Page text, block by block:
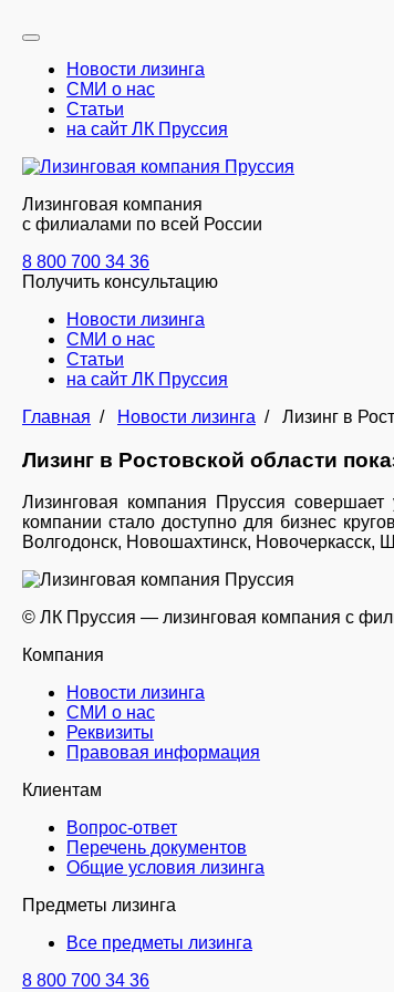
Новости лизинга
СМИ о нас
Статьи
на сайт ЛК Пруссия
Лизинговая компания
с филиалами по всей России
8 800 700 34 36
Получить консультацию
Новости лизинга
СМИ о нас
Статьи
на сайт ЛК Пруссия
Главная / Новости лизинга / Лизинг в
Лизинг в Ростовской области
Лизинговая компания Пруссия
компании стало доступно для бизнес
Волгодонск, Новошахтинск, Новочеркасск,
© ЛК Пруссия — лизинговая компания с
Компания
Новости лизинга
СМИ о нас
Реквизиты
Правовая информация
Клиентам
Вопрос-ответ
Перечень документов
Общие условия лизинга
Предметы лизинга
Все предметы лизинга
8 800 700 34 36